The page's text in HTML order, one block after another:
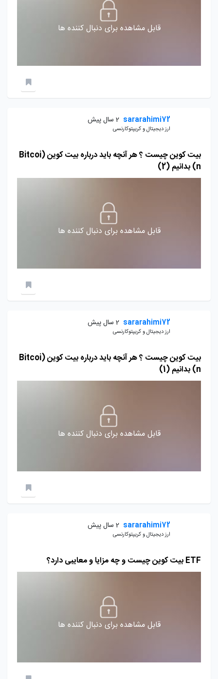
قابل مشاهده برای دنبال کننده ها
sararahimi72 2 سال پیش
ارز دیجیتال و کریپتوکارنسی
بیت کوین چیست ؟ هر آنچه باید درباره بیت کوین (Bitcoi
n) بدانیم (2)
قابل مشاهده برای دنبال کننده ها
sararahimi72 2 سال پیش
ارز دیجیتال و کریپتوکارنسی
بیت کوین چیست ؟ هر آنچه باید درباره بیت کوین (Bitcoi
n) بدانیم (1)
قابل مشاهده برای دنبال کننده ها
sararahimi72 2 سال پیش
ارز دیجیتال و کریپتوکارنسی
ETF بیت کوین چیست و چه مزایا و معایبی دارد؟
قابل مشاهده برای دنبال کننده ها